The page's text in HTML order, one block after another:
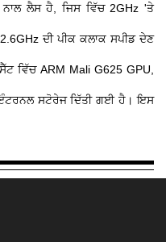
ਨਾਲ ਲੈਸ ਹੈ, ਜਿਸ ਵਿੱਚ 2GHz 'ਤੇ
ਦੀ ਪੀਕ ਕਲਾਕ ਸਪੀਡ ਦੇਣ
ਵਿੱਚ ARM Mali G625 GPU,
ਸਟੋਰੇਜ ਦਿੱਤੀ ਗਈ ਹੈ। ਇਸ